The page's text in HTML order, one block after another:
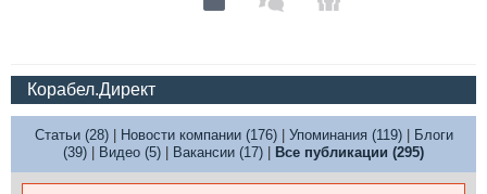
Корабел.Директ
Статьи (28)| Новости компании (176)| Упоминания (119)|
Блоги
(39)
Видео (5) Вакансии (17) Все публикации (295)